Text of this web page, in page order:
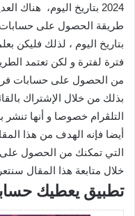
2024 بتاريخ اليوم،
طريقة الحصول على حسابات
بتاريخ اليوم ، لذلك فليكن
فترة لفترة و لكن تعتمد
من الحصول على حسابات فري
بذلك من خلال الإشتراك
التلڨرام خصوصا و أنها
أيضا فإنه الهدف من هذا
التي تمكنك من الحصول
خلال متابعة هذا المقال
تطبيق يعطيك